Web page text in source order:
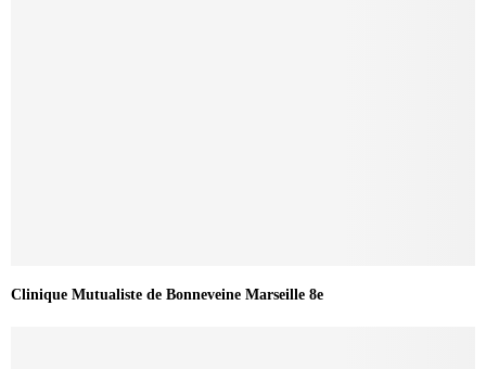
Clinique Mutualiste de Bonneveine Marseille 8e